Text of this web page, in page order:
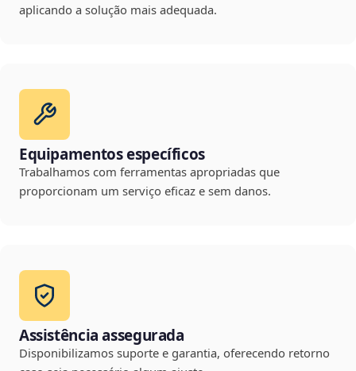
aplicando a solução mais adequada.
Equipamentos específicos
Trabalhamos com ferramentas apropriadas que
proporcionam um serviço eficaz e sem danos.
Assistência assegurada
Disponibilizamos suporte e garantia, oferecendo retorno